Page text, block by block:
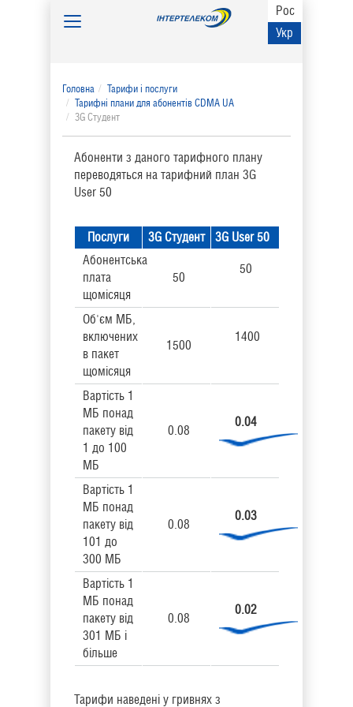
Рос
Укр
Toggle
Головна
Тарифи і послуги
Тарифні плани для абонентів CDMA UA
3G Студент
Абоненти з даного тарифного плану
переводяться на тарифний план 3G
User 50
Послуги 3G Студент
3G User 50
Абонентська
плата
щомісяця
50
50
Об'єм МБ,
включених
в пакет
щомісяця
1500
1400
Вартість 1
МБ понад
пакету від
1 до 100
МБ
0.08
0.04
Вартість 1
МБ понад
пакету від
101 до
300 МБ
0.08
0.03
Вартість 1
МБ понад
пакету від
301 МБ і
більше
0.08
0.02
Тарифи наведені у гривнях з